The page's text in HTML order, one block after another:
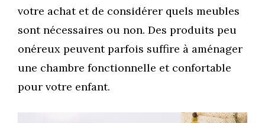
votre achat et de considérer quels meubles
sont nécessaires ou non. Des produits peu
onéreux peuvent parfois suffire à aménager
une chambre fonctionnelle et confortable
pour votre enfant.